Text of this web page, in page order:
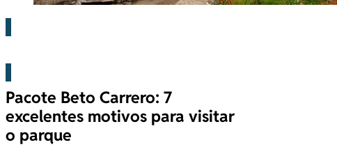
Pacote Beto Carrero: 7
excelentes motivos para visitar
o parque